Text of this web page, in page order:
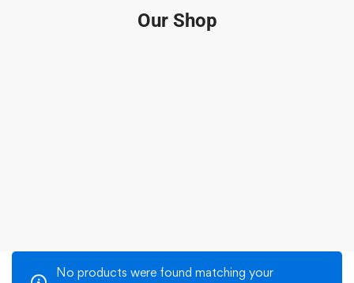
Our Shop
No products were found matching your